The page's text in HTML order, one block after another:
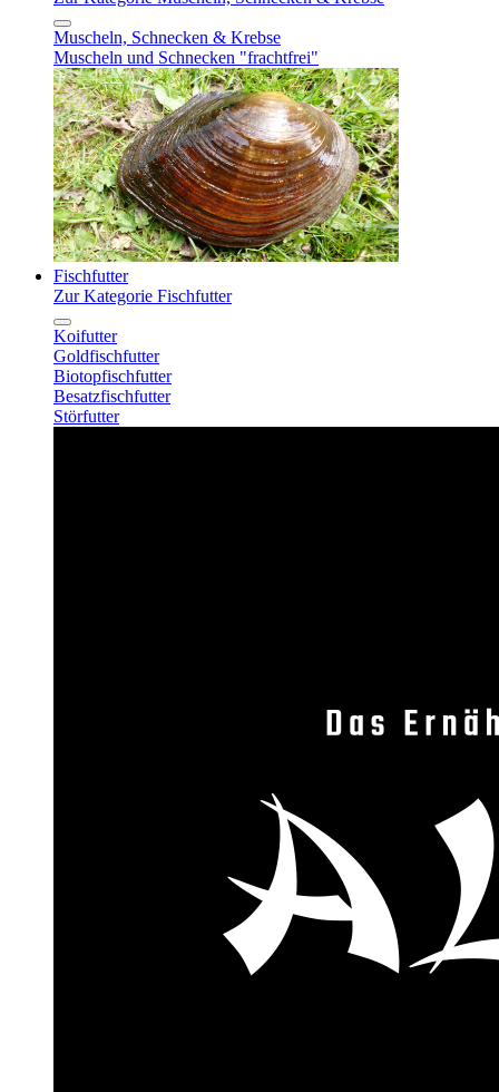
Muscheln, Schnecken & Krebse
Muscheln und Schnecken "frachtfrei"
Fischfutter
Zur Kategorie Fischfutter
Koifutter
Goldfischfutter
Biotopfischfutter
Besatzfischfutter
Störfutter